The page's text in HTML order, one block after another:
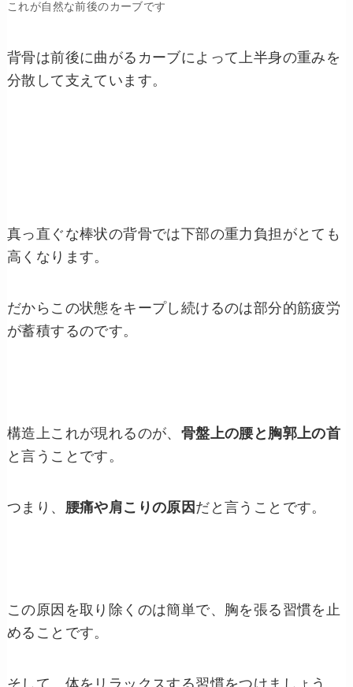
これが自然な前後のカーブです
背骨は前後に曲がるカーブによって上半身の重みを
分散して支えています。
真っ直ぐな棒状の背骨では下部の重力負担がとても
高くなります。
だからこの状態をキープし続けるのは部分的筋疲労
が蓄積するのです。
構造上これが現れるのが、 骨盤上の腰と胸郭上の首
と言うことです。
つまり、 腰痛や肩こりの原因 だと言うことです。
この原因を取り除くのは簡単で、胸を張る習慣を止
めることです。